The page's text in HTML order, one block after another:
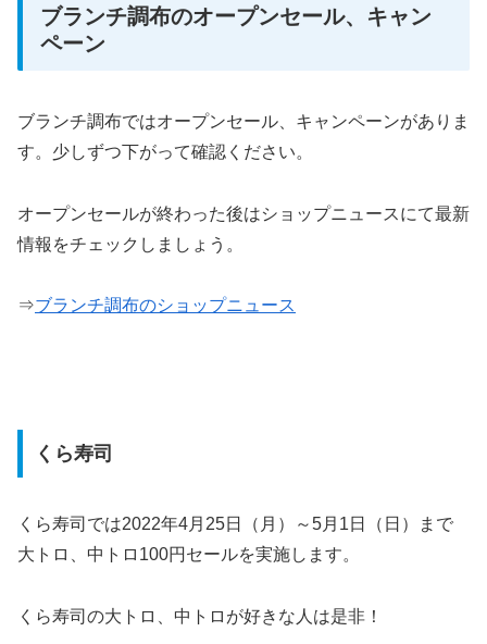
ブランチ調布のオープンセール、キャン
ペーン
ブランチ調布ではオープンセール、キャンペーンがありま
す。少しずつ下がって確認ください。
オープンセールが終わった後はショップニュースにて最新
情報をチェックしましょう。
⇒ブランチ調布のショップニュース
くら寿司
くら寿司では2022年4月25日（月）～5月1日（日）まで
大トロ、中トロ100円セールを実施します。
くら寿司の大トロ、中トロが好きな人は是非！